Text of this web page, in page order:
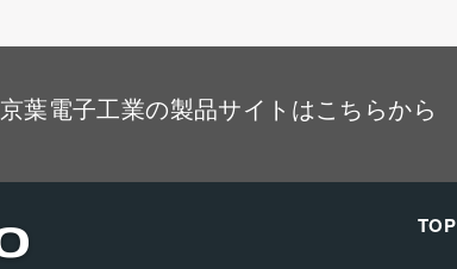
京葉電子工業の製品サイトはこちらから
TOP